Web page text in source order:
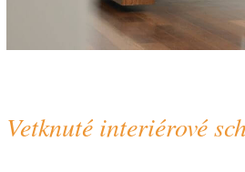
Vetknuté interiérové